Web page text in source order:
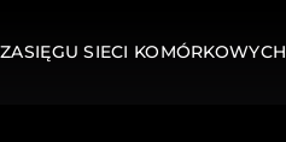
SIECI KOMÓRKOWYCH